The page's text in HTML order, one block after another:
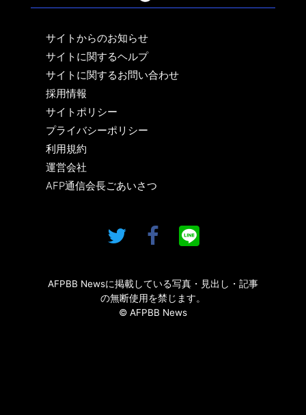
サイトからのお知らせ
サイトに関するヘルプ
サイトに関するお問い合わせ
採用情報
サイトポリシー
プライバシーポリシー
利用規約
運営会社
AFP通信会長ごあいさつ
AFPBB Newsに掲載している写真・見出し・記事
の無断使用を禁じます。
© AFPBB News